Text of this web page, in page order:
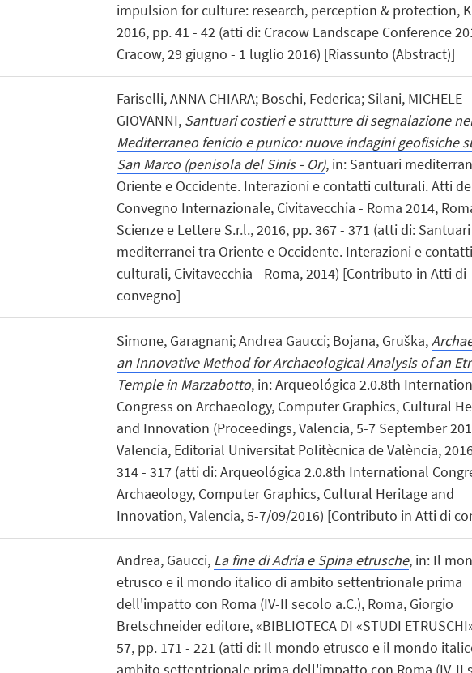
impulsion for culture: research, perception & protection,
2016, pp. 41 - 42 (atti di: Cracow Landscape Conference
Cracow, 29 giugno - 1 luglio 2016) [Riassunto (Abstract)]
Fariselli, ANNA CHIARA; Boschi, Federica; Silani, MICHELE
GIOVANNI, Santuari costieri e strutture di segnalazione
Mediterraneo fenicio e punico: nuove indagini geofisiche
San Marco (penisola del Sinis - Or), in: Santuari
Oriente e Occidente. Interazioni e contatti culturali. Atti
Convegno Internazionale, Civitavecchia - Roma 2014,
Scienze e Lettere S.r.l., 2016, pp. 367 - 371 (atti di: Santuari
mediterranei tra Oriente e Occidente. Interazioni e contatti
culturali, Civitavecchia - Roma, 2014) [Contributo in Atti di
convegno]
Simone, Garagnani; Andrea Gaucci; Bojana, Gruška,
an Innovative Method for Archaeological Analysis of an
Temple in Marzabotto, in: Arqueológica 2.0.8th
Congress on Archaeology, Computer Graphics, Cultural
and Innovation (Proceedings, Valencia, 5-7 September
Valencia, Editorial Universitat Politècnica de València,
314 - 317 (atti di: Arqueológica 2.0.8th International
Archaeology, Computer Graphics, Cultural Heritage and
Innovation, Valencia, 5-7/09/2016) [Contributo in Atti di
Andrea, Gaucci, La fine di Adria e Spina etrusche, in: Il
etrusco e il mondo italico di ambito settentrionale prima
dell'impatto con Roma (IV-II secolo a.C.), Roma, Giorgio
Bretschneider editore, «BIBLIOTECA DI «STUDI
57, pp. 171 - 221 (atti di: Il mondo etrusco e il mondo
ambito settentrionale prima dell'impatto con Roma (IV-II